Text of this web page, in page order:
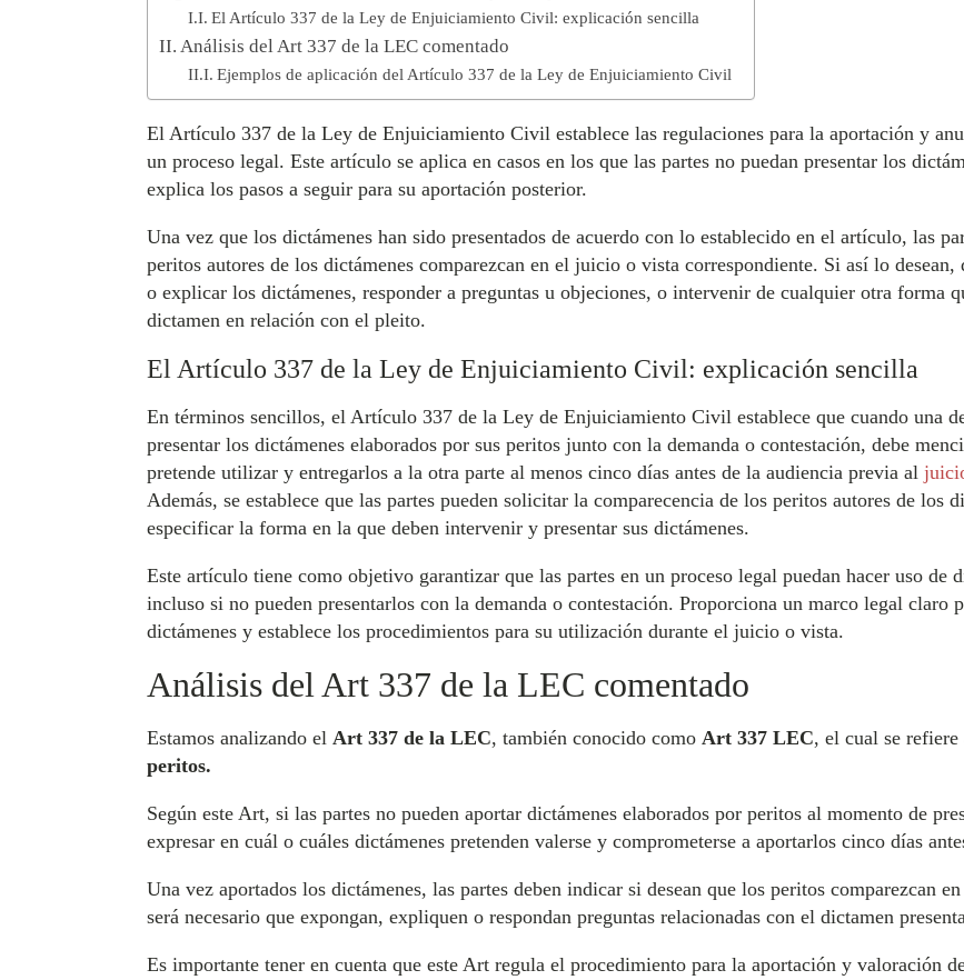
El Artículo 337 de la Ley de Enjuiciamiento Civil: explicación sencilla
Análisis del Art 337 de la LEC comentado
Ejemplos de aplicación del Artículo 337 de la Ley de Enjuiciamiento Civil
El Artículo 337 de la Ley de Enjuiciamiento Civil establece las regulaciones para la aportación y
un proceso legal. Este artículo se aplica en casos en los que las partes no puedan presentar los
explica los pasos a seguir para su aportación posterior.
Una vez que los dictámenes han sido presentados de acuerdo con lo establecido en el artículo, las
peritos autores de los dictámenes comparezcan en el juicio o vista correspondiente. Si así lo
o explicar los dictámenes, responder a preguntas u objeciones, o intervenir de cualquier otra forma
dictamen en relación con el pleito.
El Artículo 337 de la Ley de Enjuiciamiento Civil: explicación sencilla
En términos sencillos, el Artículo 337 de la Ley de Enjuiciamiento Civil establece que cuando una
presentar los dictámenes elaborados por sus peritos junto con la demanda o contestación, debe
pretende utilizar y entregarlos a la otra parte al menos cinco días antes de la audiencia previa al
Además, se establece que las partes pueden solicitar la comparecencia de los peritos autores de los
especificar la forma en la que deben intervenir y presentar sus dictámenes.
Este artículo tiene como objetivo garantizar que las partes en un proceso legal puedan hacer uso de
incluso si no pueden presentarlos con la demanda o contestación. Proporciona un marco legal claro
dictámenes y establece los procedimientos para su utilización durante el juicio o vista.
Análisis del Art 337 de la LEC comentado
Estamos analizando el Art 337 de la LEC, también conocido como Art 337 LEC, el cual se refiere
peritos.
Según este Art, si las partes no pueden aportar dictámenes elaborados por peritos al momento de
expresar en cuál o cuáles dictámenes pretenden valerse y comprometerse a aportarlos cinco días
Una vez aportados los dictámenes, las partes deben indicar si desean que los peritos comparezcan
será necesario que expongan, expliquen o respondan preguntas relacionadas con el dictamen
Es importante tener en cuenta que este Art regula el procedimiento para la aportación y valoración